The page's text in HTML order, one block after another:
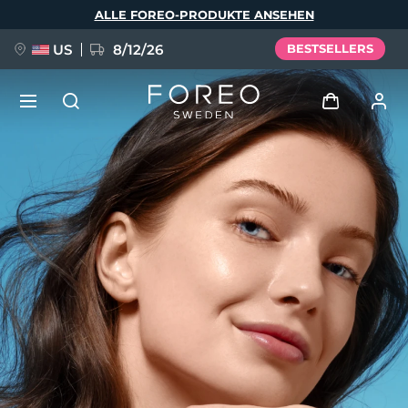
ALLE FOREO-PRODUKTE ANSEHEN
US 8/12/26 BESTSELLERS
Anmelden
Benutzerkonto
Meine Geräte
Meine Bestellungen
Meine Adressen
Meine Abonnements
FAQ™ Pure Beauty-Tech Elixir
BREAKING NEWS
issa™ Teeth Whitening Set
Sprache
English Deutsch
Español
Français
Português
Polski
Русский
Türkçe
简体中文 繁體中文